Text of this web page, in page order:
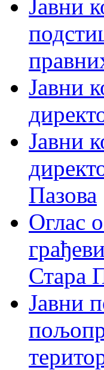
Јавни
Јавни
Јавни
Пазова
Оглас
Стара
Јавни